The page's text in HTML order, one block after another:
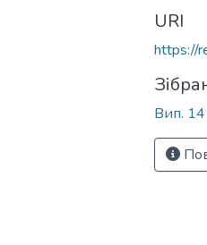
URI
https://
Вип. 14